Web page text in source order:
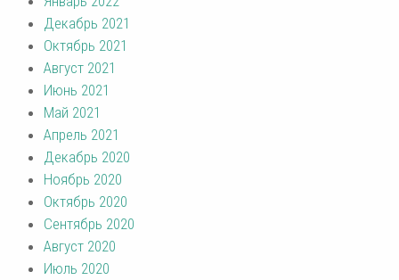
Декабрь 2021
Октябрь 2021
Август 2021
Июнь 2021
Май 2021
Апрель 2021
Декабрь 2020
Ноябрь 2020
Октябрь 2020
Сентябрь 2020
Август 2020
Июль 2020